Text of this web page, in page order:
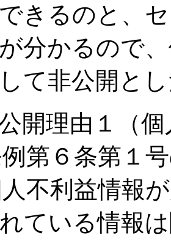
きるのと、
分かるので
て非公開と
開理由１（個
第６条第１
不利益情報
ている情報